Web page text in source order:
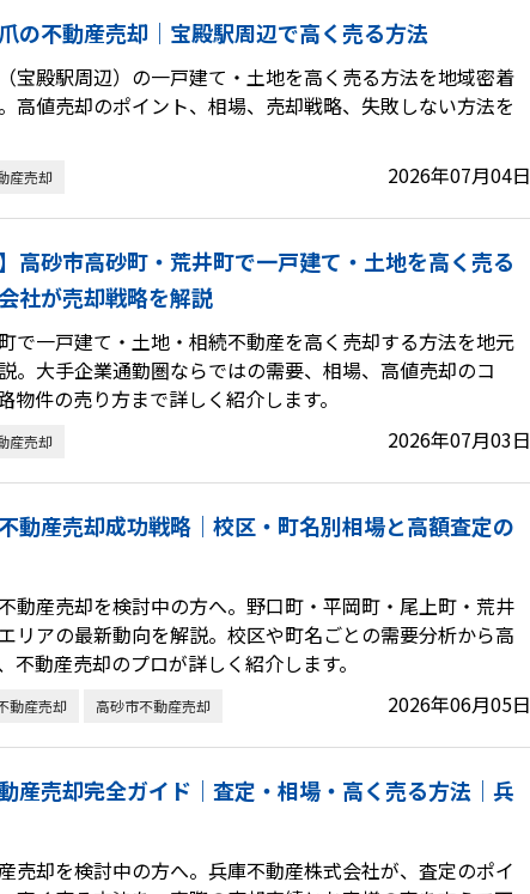
の不動産売却｜宝殿駅周辺で高く売る方法
宝殿駅周辺）の一戸建て・土地を高く売る方法を地域密着
高値売却のポイント、相場、売却戦略、失敗しない方法を
産売却 2026年07月04日
高砂市高砂町・荒井町で一戸建て・土地を高く売る
社が売却戦略を解説
で一戸建て・土地・相続不動産を高く売却する方法を地元
。大手企業通勤圏ならではの需要、相場、高値売却のコ
物件の売り方まで詳しく紹介します。
産売却 2026年07月03日
動産売却成功戦略｜校区・町名別相場と高額査定の
動産売却を検討中の方へ。野口町・平岡町・尾上町・荒井
リアの最新動向を解説。校区や町名ごとの需要分析から高
不動産売却のプロが詳しく紹介します。
動産売却 高砂市不動産売却 2026年06月05日
産売却完全ガイド｜査定・相場・高く売る方法｜兵
売却を検討中の方へ。兵庫不動産株式会社が、査定のポイ